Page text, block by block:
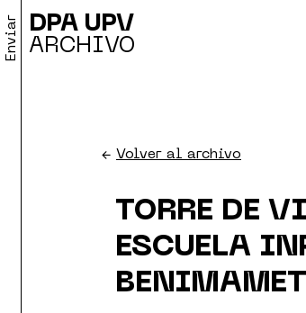
DPA UPV
ARCHIVO
Enviar
← Volver al archivo
TORRE DE
ESCUELA
BENIMAMET